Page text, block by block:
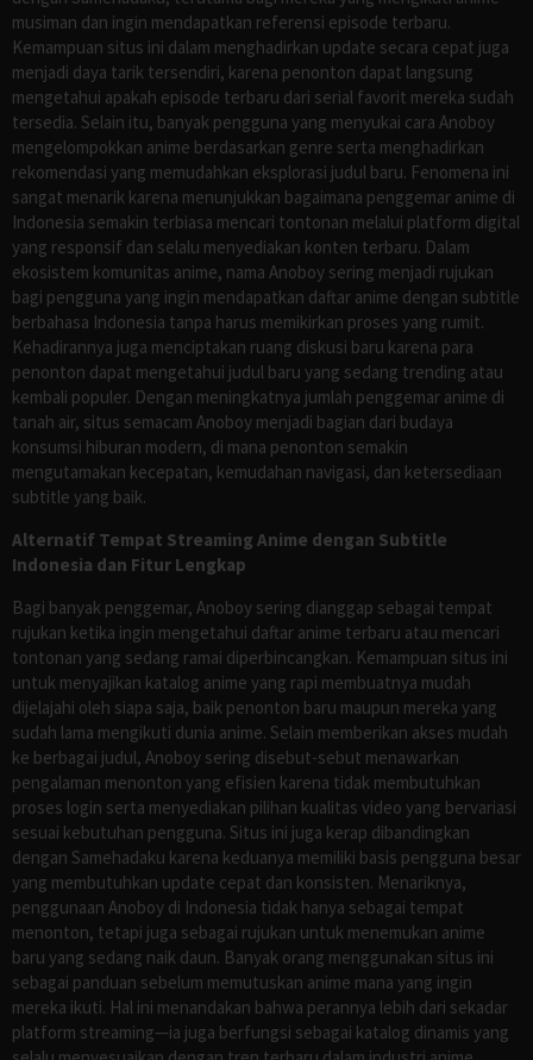
musiman dan ingin mendapatkan referensi episode terbaru.
Kemampuan situs ini dalam menghadirkan update secara cepat juga
menjadi daya tarik tersendiri, karena penonton dapat langsung
mengetahui apakah episode terbaru dari serial favorit mereka sudah
tersedia. Selain itu, banyak pengguna yang menyukai cara Anoboy
mengelompokkan anime berdasarkan genre serta menghadirkan
rekomendasi yang memudahkan eksplorasi judul baru. Fenomena ini
sangat menarik karena menunjukkan bagaimana penggemar anime di
Indonesia semakin terbiasa mencari tontonan melalui platform digital
yang responsif dan selalu menyediakan konten terbaru. Dalam
ekosistem komunitas anime, nama Anoboy sering menjadi rujukan
bagi pengguna yang ingin mendapatkan daftar anime dengan subtitle
berbahasa Indonesia tanpa harus memikirkan proses yang rumit.
Kehadirannya juga menciptakan ruang diskusi baru karena para
penonton dapat mengetahui judul baru yang sedang trending atau
kembali populer. Dengan meningkatnya jumlah penggemar anime di
tanah air, situs semacam Anoboy menjadi bagian dari budaya
konsumsi hiburan modern, di mana penonton semakin
mengutamakan kecepatan, kemudahan navigasi, dan ketersediaan
subtitle yang baik.
Alternatif Tempat Streaming Anime dengan Subtitle
Indonesia dan Fitur Lengkap
Bagi banyak penggemar, Anoboy sering dianggap sebagai tempat
rujukan ketika ingin mengetahui daftar anime terbaru atau mencari
tontonan yang sedang ramai diperbincangkan. Kemampuan situs ini
untuk menyajikan katalog anime yang rapi membuatnya mudah
dijelajahi oleh siapa saja, baik penonton baru maupun mereka yang
sudah lama mengikuti dunia anime. Selain memberikan akses mudah
ke berbagai judul, Anoboy sering disebut-sebut menawarkan
pengalaman menonton yang efisien karena tidak membutuhkan
proses login serta menyediakan pilihan kualitas video yang bervariasi
sesuai kebutuhan pengguna. Situs ini juga kerap dibandingkan
dengan Samehadaku karena keduanya memiliki basis pengguna besar
yang membutuhkan update cepat dan konsisten. Menariknya,
penggunaan Anoboy di Indonesia tidak hanya sebagai tempat
menonton, tetapi juga sebagai rujukan untuk menemukan anime
baru yang sedang naik daun. Banyak orang menggunakan situs ini
sebagai panduan sebelum memutuskan anime mana yang ingin
mereka ikuti. Hal ini menandakan bahwa perannya lebih dari sekadar
platform streaming—ia juga berfungsi sebagai katalog dinamis yang